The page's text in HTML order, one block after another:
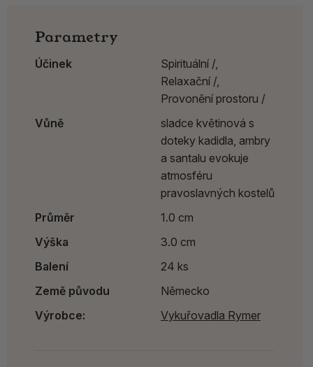
Parametry
Účinek
Spirituální /,
Relaxační /,
Provonění prostoru /
Vůně
sladce květinová s
doteky kadidla, ambry
a santalu evokuje
atmosféru
pravoslavných kostelů
Průměr
1.0 cm
Výška
3.0 cm
Balení
24 ks
Země původu
Německo
Výrobce:
Vykuřovadla Rymer